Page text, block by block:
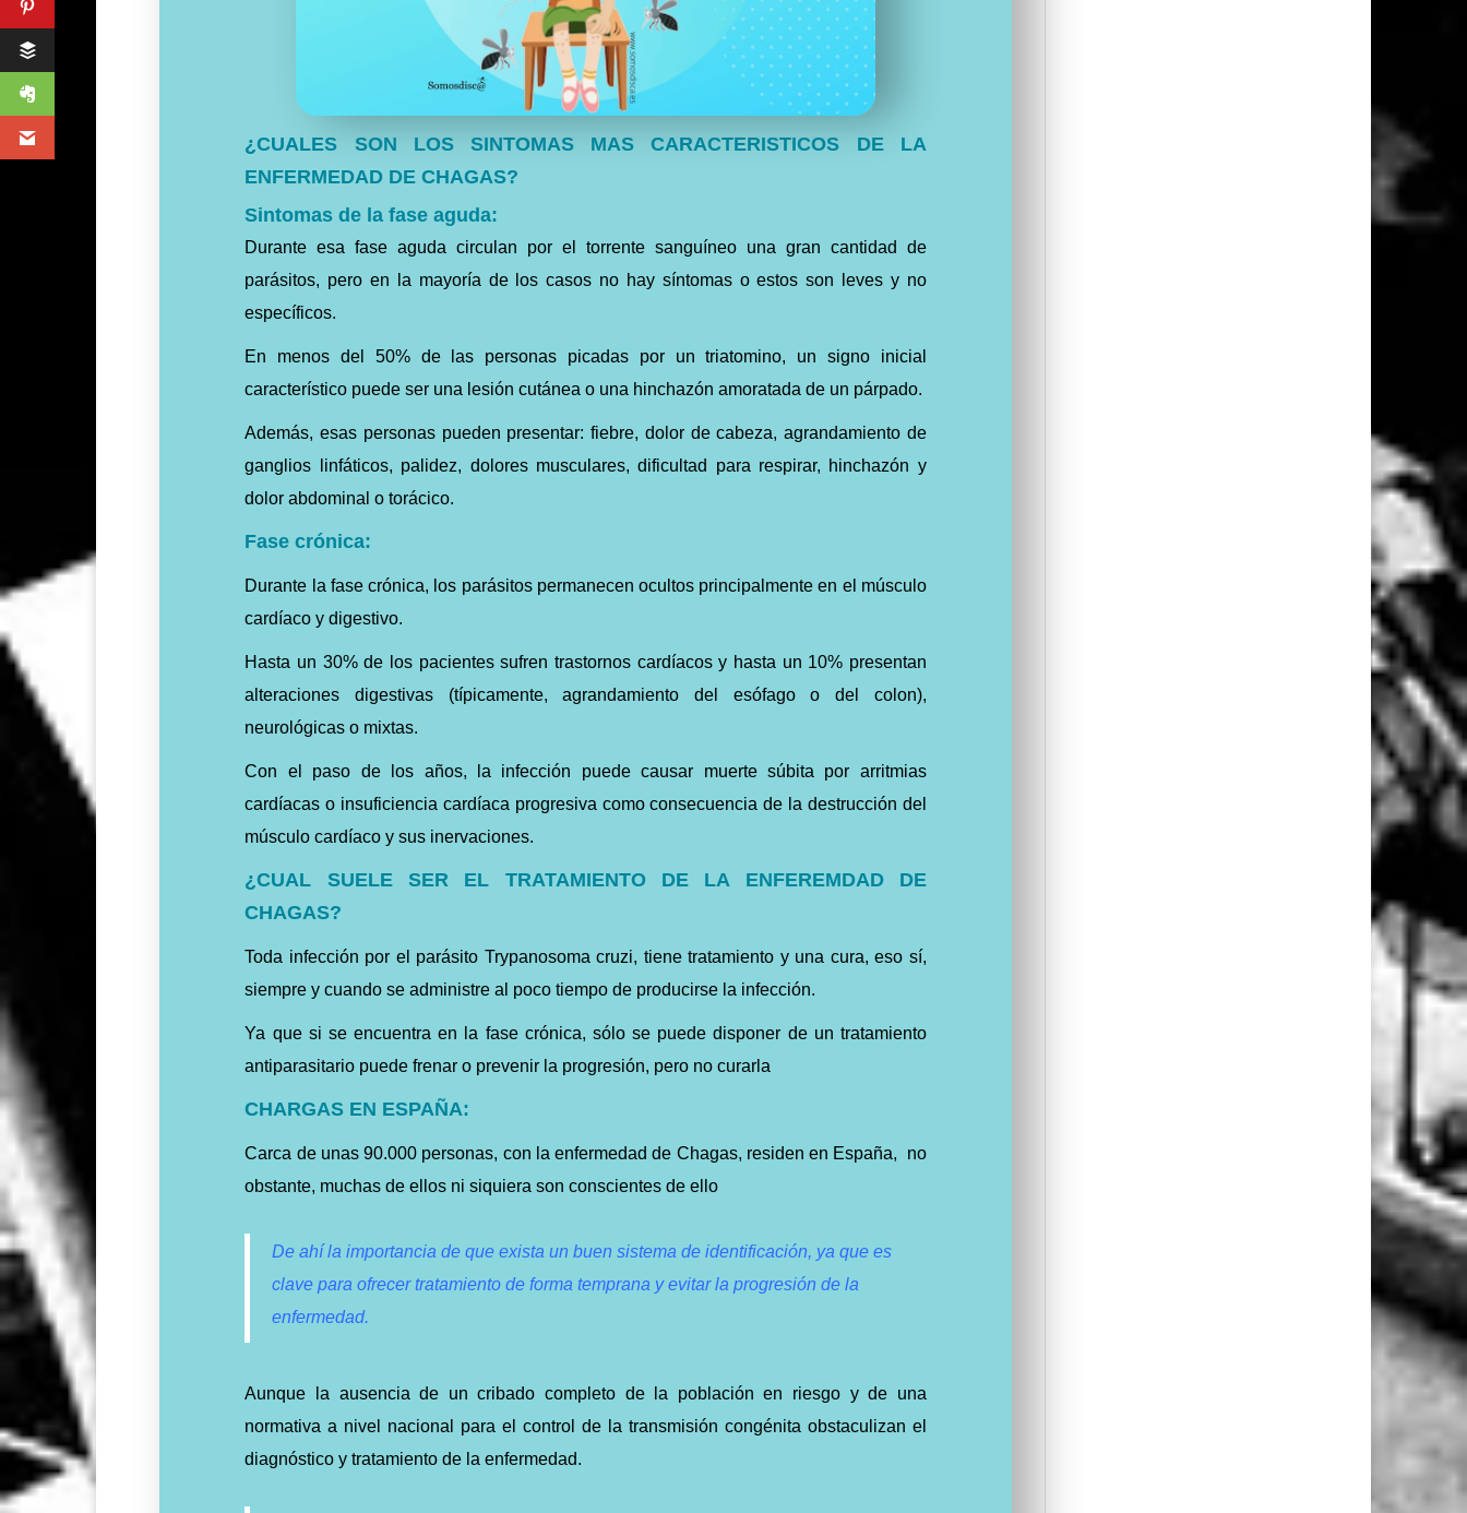
¿CUALES SON LOS SINTOMAS MAS CARACTERISTICOS DE LA
ENFERMEDAD DE CHAGAS?
Sintomas de la fase aguda:
Durante esa fase aguda circulan por el torrente sanguíneo una gran cantidad de
parásitos, pero en la mayoría de los casos no hay síntomas o estos son leves y no
específicos.
En menos del 50% de las personas picadas por un triatomino, un signo inicial
característico puede ser una lesión cutánea o una hinchazón amoratada de un párpado.
Además, esas personas pueden presentar: fiebre, dolor de cabeza, agrandamiento de
ganglios linfáticos, palidez, dolores musculares, dificultad para respirar, hinchazón y
dolor abdominal o torácico.
Fase crónica:
Durante la fase crónica, los parásitos permanecen ocultos principalmente en el músculo
cardíaco y digestivo.
Hasta un 30% de los pacientes sufren trastornos cardíacos y hasta un 10% presentan
alteraciones digestivas (típicamente, agrandamiento del esófago o del colon),
neurológicas o mixtas.
Con el paso de los años, la infección puede causar muerte súbita por arritmias
cardíacas o insuficiencia cardíaca progresiva como consecuencia de la destrucción del
músculo cardíaco y sus inervaciones.
¿CUAL SUELE SER EL TRATAMIENTO DE LA ENFEREMDAD DE
CHAGAS?
Toda infección por el parásito Trypanosoma cruzi, tiene tratamiento y una cura, eso sí,
siempre y cuando se administre al poco tiempo de producirse la infección.
Ya que si se encuentra en la fase crónica, sólo se puede disponer de un tratamiento
antiparasitario puede frenar o prevenir la progresión, pero no curarla
CHARGAS EN ESPAÑA:
Carca de unas 90.000 personas, con la enfermedad de Chagas, residen en España, no
obstante, muchas de ellos ni siquiera son conscientes de ello
De ahí la importancia de que exista un buen sistema de identificación, ya que es
clave para ofrecer tratamiento de forma temprana y evitar la progresión de la
enfermedad.
Aunque la ausencia de un cribado completo de la población en riesgo y de una
normativa a nivel nacional para el control de la transmisión congénita obstaculizan el
diagnóstico y tratamiento de la enfermedad.